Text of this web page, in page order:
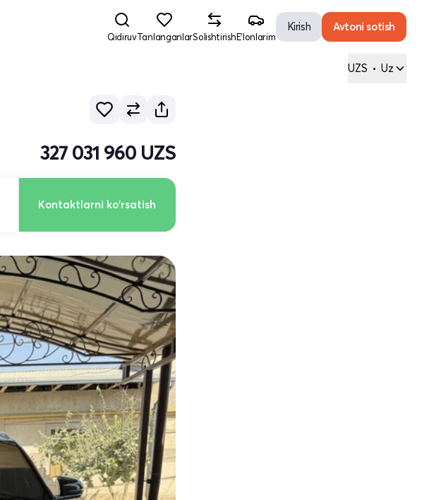
QidiruvTanlanganlarSolishtirishE'lonlarim
Kirish Avtoni sotish
UZS • Uz
327 031 960 UZS
Kontaktlarni ko'rsatish